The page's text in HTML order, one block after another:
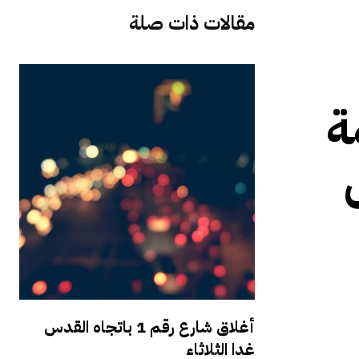
مقالات ذات صلة
أغلاق شارع رقم 1 باتجاه القدس
غدا الثلاثاء